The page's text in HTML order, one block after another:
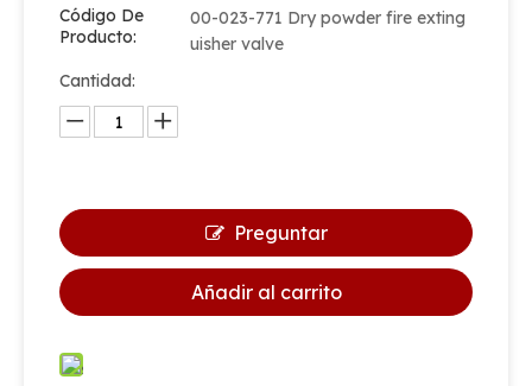
Código De
Producto:
00-023-771 Dry powder fire exting
uisher valve
Cantidad:
Preguntar
Añadir al carrito